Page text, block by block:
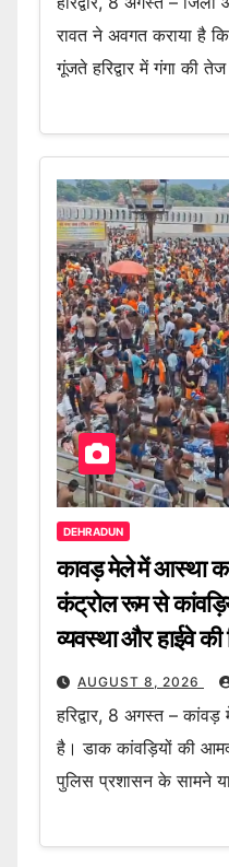
रावत ने अवगत कराया है
गूंजते हरिद्वार में गंगा की
DEHRADUN
कावड़ मेले में आस्था
कंट्रोल रूम से
व्यवस्था और हाईवे की
AUGUST 8, 2026
हरिद्वार, 8 अगस्त –
है। डाक कांवड़ियों की
पुलिस प्रशासन के सामने